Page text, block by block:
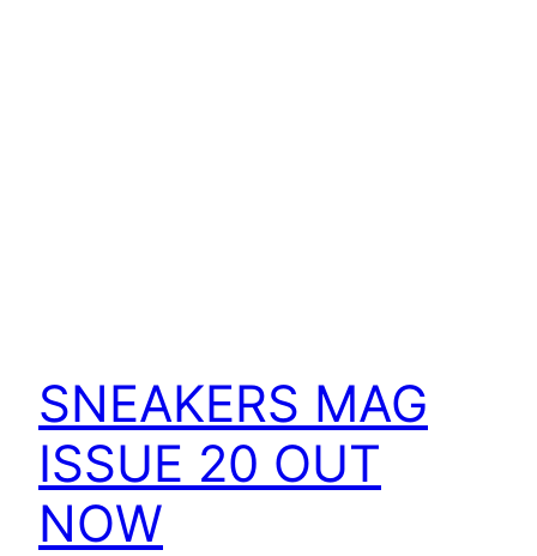
SNEAKERS MAG
ISSUE 20 OUT
NOW